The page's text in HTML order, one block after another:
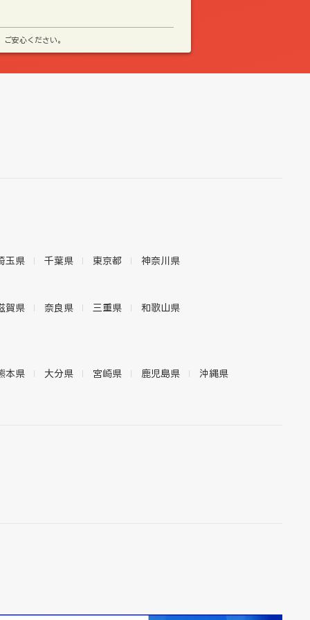
安心ください。
玉県 千葉県 東京都 神奈川県
賀県 奈良県 三重県 和歌山県
本県 大分県 宮崎県 鹿児島県 沖縄県